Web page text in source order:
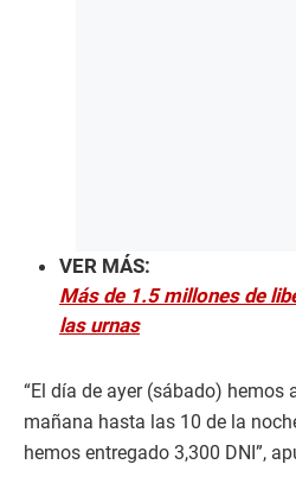
VER MÁS:
Más de 1.5 millones de
las urnas
“El día de ayer (sábado) hemos
mañana hasta las 10 de la
hemos entregado 3,300 DNI”,